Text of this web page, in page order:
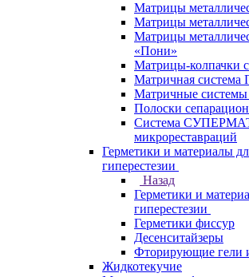
Матрицы
Матрицы
Матрицы
«Пони»
Матрицы-колпачки
Матричная
Матричные системы
Полоски
Система
микрореставраций
Герметики и материалы
гиперестезии
Назад
Герметики и
гиперестезии
Герметики фиссур
Десенситайзеры
Фторирующие гели
Жидкотекучие